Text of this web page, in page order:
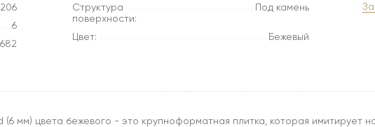
6
Структура
поверхности:
Под камень
Цвет: Бежевый
мм) цвета бежевого - это крупноформатная плитка, которая имитирует